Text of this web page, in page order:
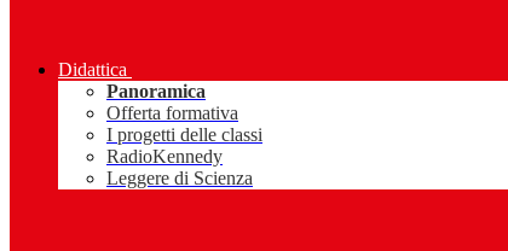
Didattica
Panoramica
Offerta formativa
I progetti delle classi
RadioKennedy
Leggere di Scienza